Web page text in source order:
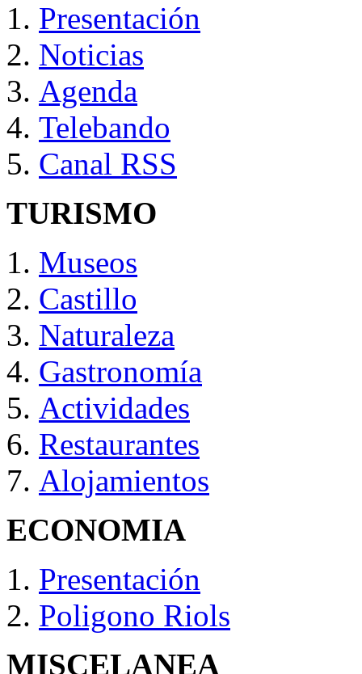
Presentación
Noticias
Agenda
Telebando
Canal RSS
TURISMO
Museos
Castillo
Naturaleza
Gastronomía
Actividades
Restaurantes
Alojamientos
ECONOMIA
Presentación
Poligono Riols
MISCELANEA